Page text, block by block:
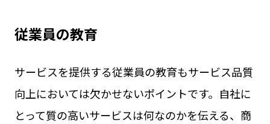
従業員の教育
サービスを提供する従業員の教育もサービス品質
向上においては欠かせないポイントです。自社に
とって質の高いサービスは何なのかを伝える、商